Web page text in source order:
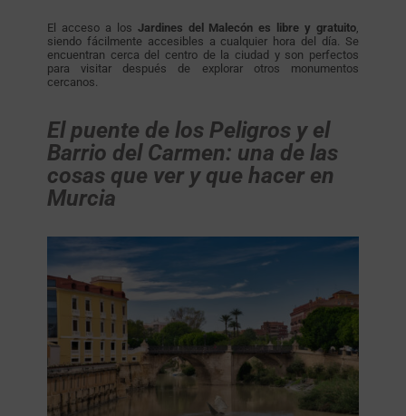
El acceso a los Jardines del Malecón es libre y gratuito,
siendo fácilmente accesibles a cualquier hora del día. Se
encuentran cerca del centro de la ciudad y son perfectos
para visitar después de explorar otros monumentos
cercanos.
El puente de los Peligros y el
Barrio del Carmen: una de las
cosas que ver y que hacer en
Murcia